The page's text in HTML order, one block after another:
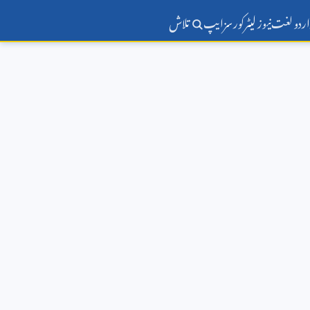
اردو لغتنیوز لیٹرکورسزایپ تلاش